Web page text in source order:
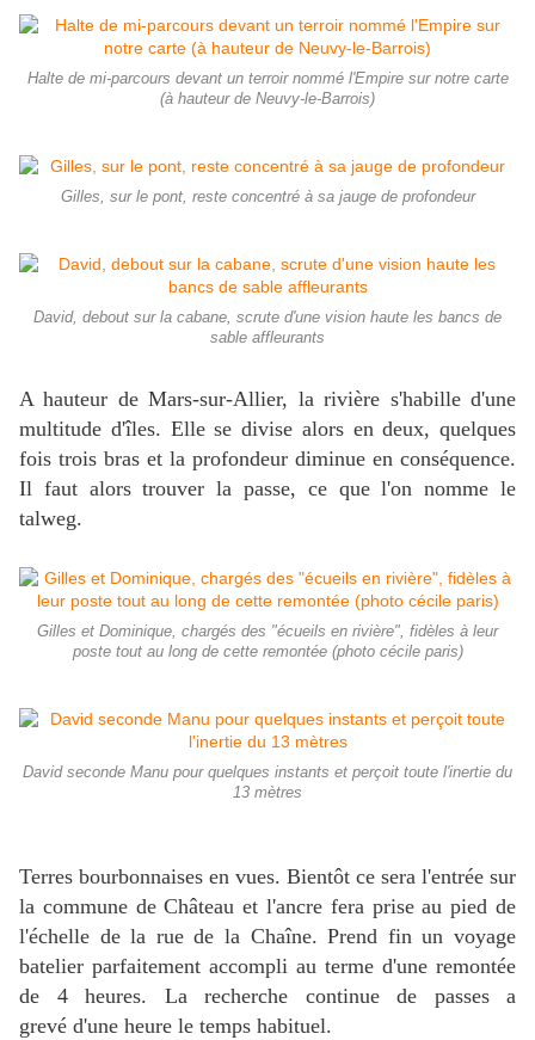
Halte de mi-parcours devant un terroir nommé l'Empire sur notre carte
(à hauteur de Neuvy-le-Barrois)
Gilles, sur le pont, reste concentré à sa jauge de profondeur
David, debout sur la cabane, scrute d'une vision haute les bancs de
sable affleurants
A hauteur de Mars-sur-Allier, la rivière s'habille d'une
multitude d'îles. Elle se divise alors en deux, quelques
fois trois bras et la profondeur diminue en conséquence.
Il faut alors trouver la passe, ce que l'on nomme le
talweg.
Gilles et Dominique, chargés des "écueils en rivière", fidèles à leur
poste tout au long de cette remontée (photo cécile paris)
David seconde Manu pour quelques instants et perçoit toute l'inertie du
13 mètres
Terres bourbonnaises en vues. Bientôt ce sera l'entrée sur
la commune de Château et l'ancre fera prise au pied de
l'échelle de la rue de la Chaîne. Prend fin un voyage
batelier parfaitement accompli au terme d'une remontée
de 4 heures. La recherche continue de passes a
grevé d'une heure le temps habituel.